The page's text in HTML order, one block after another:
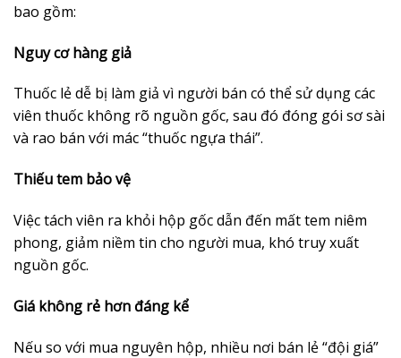
bao gồm:
Nguy cơ hàng giả
Thuốc lẻ dễ bị làm giả vì người bán có thể sử dụng các
viên thuốc không rõ nguồn gốc, sau đó đóng gói sơ sài
và rao bán với mác “thuốc ngựa thái”.
Thiếu tem bảo vệ
Việc tách viên ra khỏi hộp gốc dẫn đến mất tem niêm
phong, giảm niềm tin cho người mua, khó truy xuất
nguồn gốc.
Giá không rẻ hơn đáng kể
Nếu so với mua nguyên hộp, nhiều nơi bán lẻ “đội giá”